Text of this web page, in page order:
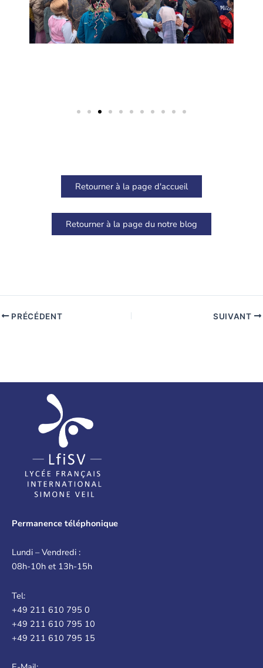
Retourner à la page d'accueil
Retourner à la page du notre blog
PRÉCÉDENT SUIVANT
Permanence téléphonique
Lundi – Vendredi :
08h-10h et 13h-15h
Tel:
+49 211 610 795 0
+49 211 610 795 10
+49 211 610 795 15